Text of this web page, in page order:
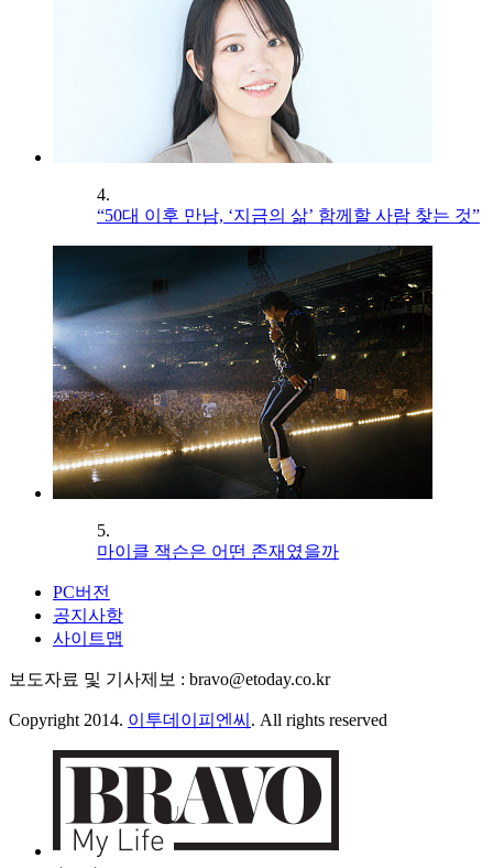
4.
“50대 이후 만남, ‘지금의 삶’ 함께할 사람 찾는 것”
5.
마이클 잭슨은 어떤 존재였을까
PC버전
공지사항
사이트맵
보도자료 및 기사제보 : bravo@etoday.co.kr
Copyright 2014. 이투데이피엔씨 . All rights reserved